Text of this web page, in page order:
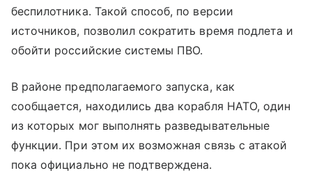
беспилотника. Такой способ, по версии
источников, позволил сократить время подлета и
обойти российские системы ПВО.
В районе предполагаемого запуска, как
сообщается, находились два корабля НАТО, один
из которых мог выполнять разведывательные
функции. При этом их возможная связь с атакой
пока официально не подтверждена.